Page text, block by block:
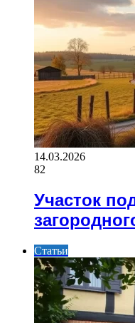
14.03.2026
82
Участок
Статьи